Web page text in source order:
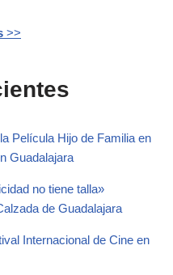
>>
Película Hijo de Familia en
Guadalajara
no tiene talla»
de Guadalajara
Internacional de Cine en